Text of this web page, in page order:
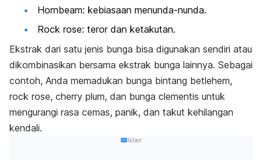
Hornbeam: kebiasaan menunda-nunda.
Rock rose: teror dan ketakutan.
Ekstrak dari satu jenis bunga bisa digunakan sendiri atau
dikombinasikan bersama ekstrak bunga lainnya. Sebagai
contoh, Anda memadukan bunga bintang betlehem,
rock rose, cherry plum, dan bunga clementis untuk
mengurangi rasa cemas, panik, dan takut kehilangan
kendali.
Iklan